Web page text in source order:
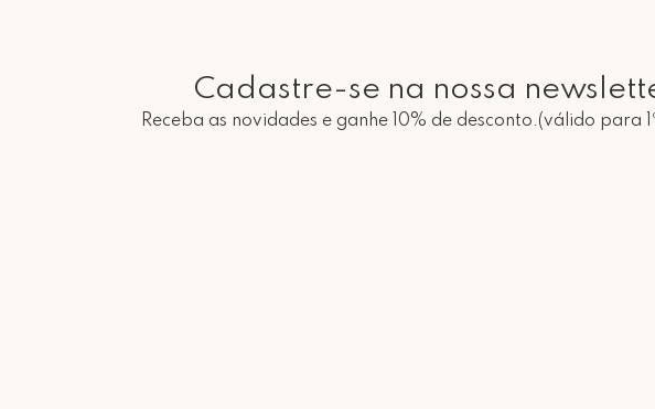
Cadastre-se na nossa
Receba as novidades e ganhe 10% de desconto.(válido para